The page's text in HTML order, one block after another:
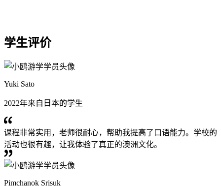
学生评价
Yuki Sato
2022年来自日本的学生
课程非常实用，老师很耐心，帮助我提高了口语能力。学校的
活动也很有趣，让我体验了真正的澳洲文化。
Pimchanok Srisuk